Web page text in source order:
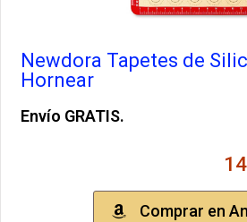
Newdora Tapetes de
Hornear
Envío GRATIS.
Comprar en